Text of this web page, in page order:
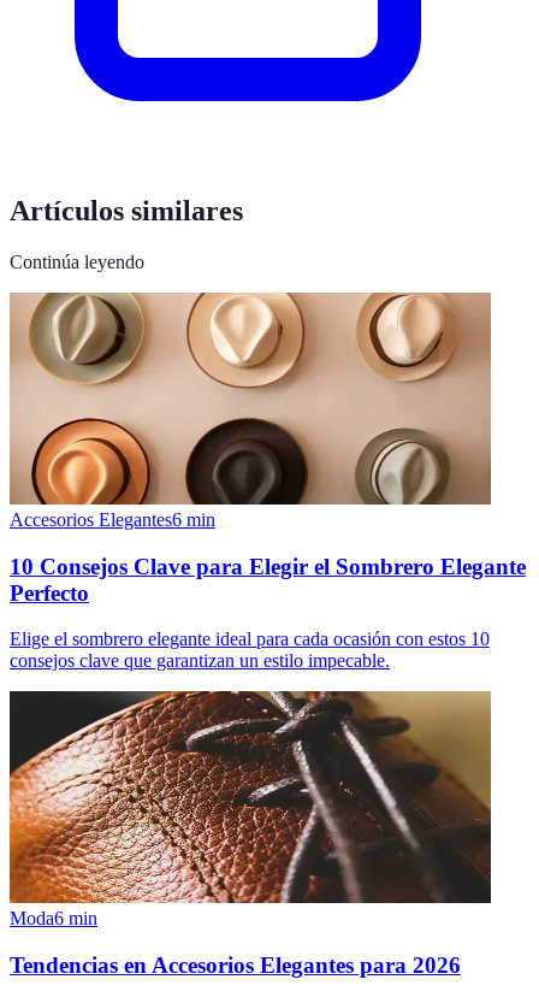
Artículos similares
Continúa leyendo
Accesorios Elegantes6 min
10 Consejos Clave para Elegir el Sombrero Elegante
Perfecto
Elige el sombrero elegante ideal para cada ocasión con estos 10
consejos clave que garantizan un estilo impecable.
Moda6 min
Tendencias en Accesorios Elegantes para 2026